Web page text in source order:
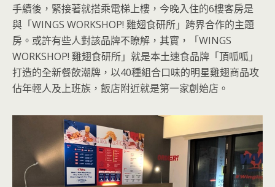
手續後，緊接著就搭乘電梯上樓，今晚入住的6樓客房是
與「WINGS WORKSHOP! 雞翅食研所」跨界合作的主題
房。或許有些人對該品牌不瞭解，其實，「WINGS
WORKSHOP! 雞翅食研所」就是本土速食品牌「頂呱呱」
打造的全新餐飲潮牌，以40種組合口味的明星雞翅商品攻
佔年輕人及上班族，飯店附近就是第一家創始店。